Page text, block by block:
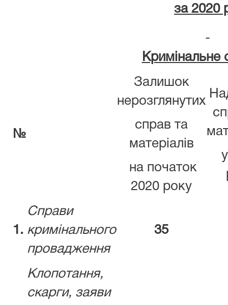
за 2020
Кримінальне
№
Залишок
нерозглянутих
справ та
матеріалів
на початок
2020 року
1.
Справи
кримінального
провадження
35
Клопотання,
скарги, заяви